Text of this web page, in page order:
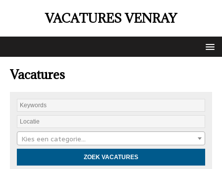
VACATURES VENRAY
Vacatures
Kies een categorie…